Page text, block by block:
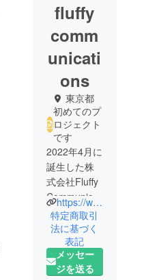
fluffy
comm
unicati
ons
東京都
初めてのプ
ロジェクト
です
2022年4月に
誕生した株
式会社Fluffy
Communicati
ons(フラッ
フィコミュ
ニケーショ
ンズ)は、
「みんなが
https://www.fluffycomms.com
特定商取引
法に基づく
表記
メッセー
ジを送る